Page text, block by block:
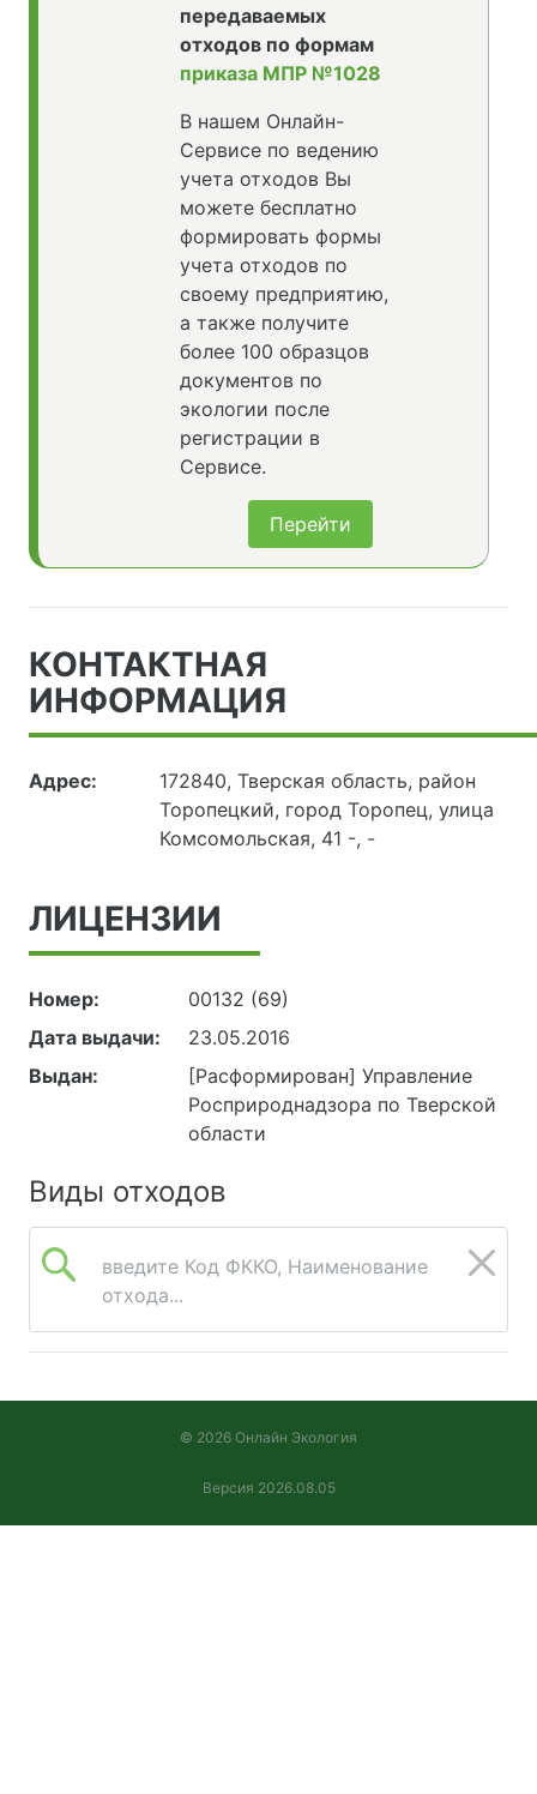
передаваемых
отходов по формам
приказа МПР №1028
В нашем Онлайн-
Сервисе по ведению
учета отходов Вы
можете бесплатно
формировать формы
учета отходов по
своему предприятию,
а также получите
более 100 образцов
документов по
экологии после
регистрации в
Сервисе.
Перейти
КОНТАКТНАЯ
ИНФОРМАЦИЯ
Адрес:
172840, Тверская область, район
Торопецкий, город Торопец, улица
Комсомольская, 41 -, -
ЛИЦЕНЗИИ
Номер:
00132 (69)
Дата выдачи:
23.05.2016
Выдан:
[Расформирован] Управление
Росприроднадзора по Тверской
области
Виды отходов
введите Код ФККО, Наименование
отхода...
© 2026 Онлайн Экология
Версия 2026.08.05